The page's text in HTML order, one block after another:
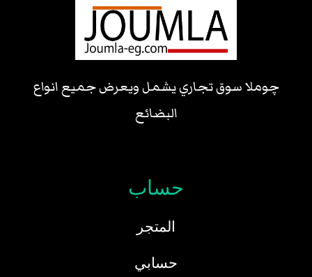
چوملا سوق تجاري يشمل ويعرض جميع انواع
البضائع
حساب
المتجر
حسابي